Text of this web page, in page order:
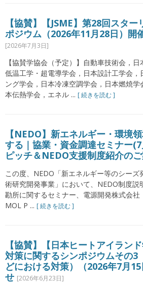
【協賛】【JSME】第28回スタ
ポジウム（2026年11月28日）開
[2026年7月3日]
【協賛学協会（予定）】自動車技術会，
低温工学・超電導学会，日本設計工学会，
ング学会，日本冷凍空調学会，日本燃焼
本伝熱学会，エネル ... [ 続きを読む ]
【NEDO】新エネルギー・環境
する｜協業・資金調達セミナー
ピッチ＆NEDO支援制度紹介の
この度、NEDO「新エネルギー等のシーズ
術研究開発事業」において、NEDO制度説
勘所に関するセミナー、電源開発株式会社
MOL P ... [ 続きを読む ]
【協賛】【日本ヒートアイラン
対策に関するシンポジウムその3
どにおける対策）（2026年7月
せ [2026年6月23日]